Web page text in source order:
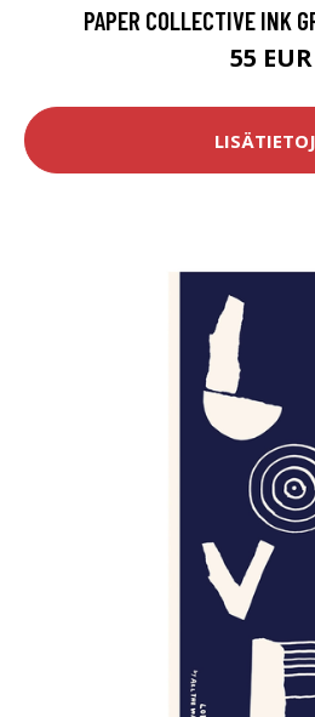
PAPER COLLECTIVE INK
55 EUR